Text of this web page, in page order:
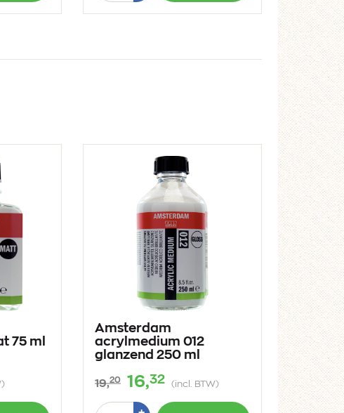
75 ml
Amsterdam
acrylmedium 012
glanzend 250 ml
19,20 16,32 (incl. BTW)
Aantal